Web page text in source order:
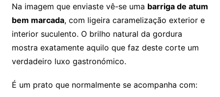
Na imagem que enviaste vê-se uma barriga de atum
bem marcada, com ligeira caramelização exterior e
interior suculento. O brilho natural da gordura
mostra exatamente aquilo que faz deste corte um
verdadeiro luxo gastronómico.
É um prato que normalmente se acompanha com: